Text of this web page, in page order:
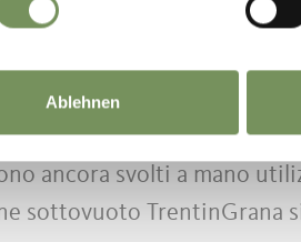
Ablehnen
particolari miscele di
casearie come le
ancora svolti a mano
sottovuoto TrentinGrana